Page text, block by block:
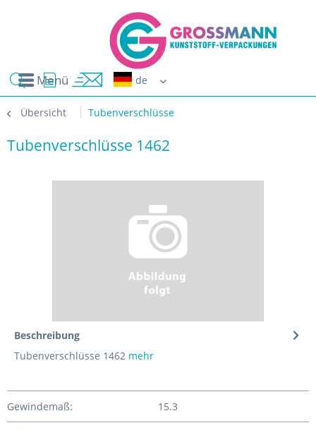
Menü
Übersicht Tubenverschlüsse
Tubenverschlüsse 1462
Beschreibung
Tubenverschlüsse 1462 mehr
Gewindemaß: 15.3